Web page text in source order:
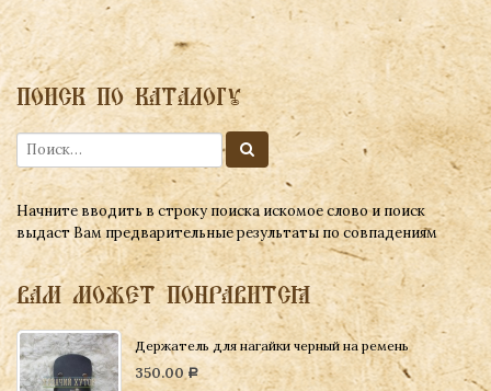
ПОИСК ПО КАТАЛОГУ
Начните вводить в строку поиска искомое слово и поиск
выдаст Вам предварительные результаты по совпадениям
ВАМ МОЖЕТ ПОНРАВИТСЯ
Держатель для нагайки черный на ремень
350.00Р